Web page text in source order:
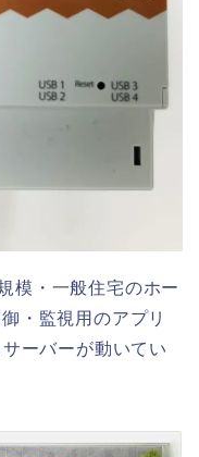
模・一般住宅のホー
・監視用のアプリ
ーバーが動いてい